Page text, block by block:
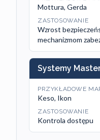
Mottura, Gerda
ZASTOSOWANIE
Wzrost
mechanizmom
Systemy
PRZYKŁADOWE
Keso, Ikon
ZASTOSOWANIE
Kontrola dostępu